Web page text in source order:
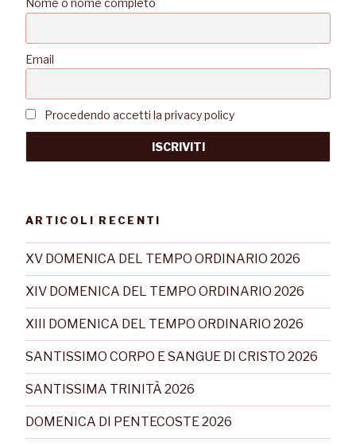
Nome o nome completo
Email
Procedendo accetti la privacy policy
ARTICOLI RECENTI
XV DOMENICA DEL TEMPO ORDINARIO 2026
XIV DOMENICA DEL TEMPO ORDINARIO 2026
XIII DOMENICA DEL TEMPO ORDINARIO 2026
SANTISSIMO CORPO E SANGUE DI CRISTO 2026
SANTISSIMA TRINITÀ 2026
DOMENICA DI PENTECOSTE 2026